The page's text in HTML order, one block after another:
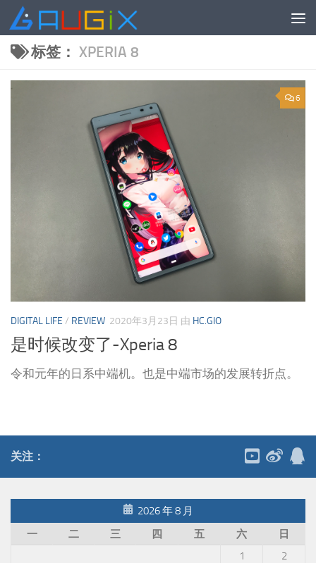
跳至内容
标签： XPERIA 8
6
DIGITAL LIFE / REVIEW 2020年3月23日 由 HC.GIO
是时候改变了-Xperia 8
令和元年的日系中端机。也是中端市场的发展转折点。
关注：
2026 年 8 月
一
二 三 四 五 六
日
1
2